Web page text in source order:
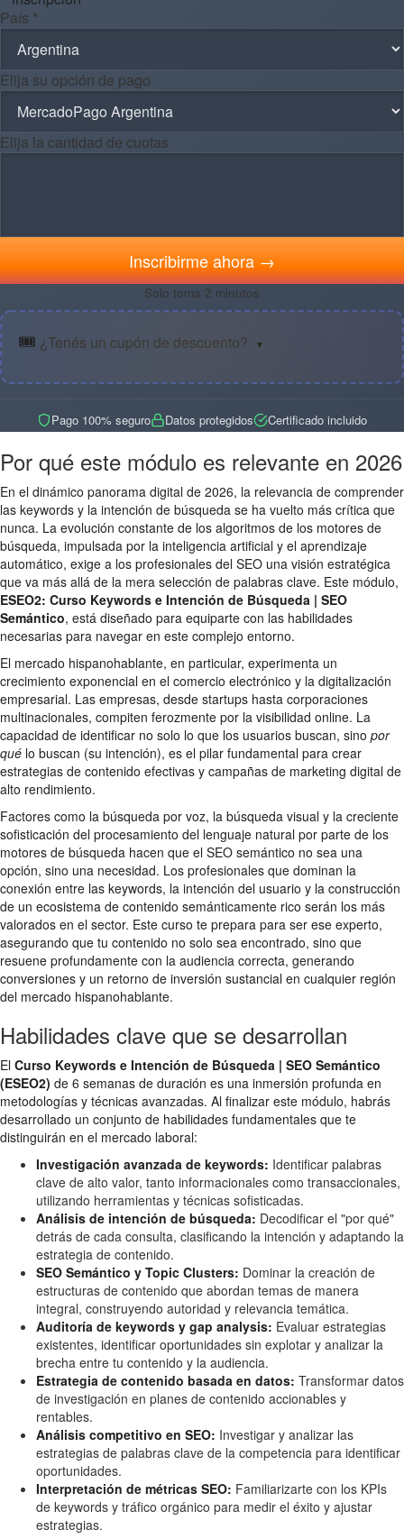
País *
Elija su opción de pago
Elija la cantidad de cuotas
Inscribirme ahora →
Solo toma 2 minutos
🎟️ ¿Tenés un cupón de descuento? ▼
Pago 100% seguro Datos protegidos Certificado incluido
Por qué este módulo es relevante en 2026
En el dinámico panorama digital de 2026, la relevancia de comprender
las keywords y la intención de búsqueda se ha vuelto más crítica que
nunca. La evolución constante de los algoritmos de los motores de
búsqueda, impulsada por la inteligencia artificial y el aprendizaje
automático, exige a los profesionales del SEO una visión estratégica
que va más allá de la mera selección de palabras clave. Este módulo,
ESEO2: Curso Keywords e Intención de Búsqueda | SEO
Semántico, está diseñado para equiparte con las habilidades
necesarias para navegar en este complejo entorno.
El mercado hispanohablante, en particular, experimenta un
crecimiento exponencial en el comercio electrónico y la digitalización
empresarial. Las empresas, desde startups hasta corporaciones
multinacionales, compiten ferozmente por la visibilidad online. La
capacidad de identificar no solo lo que los usuarios buscan, sino por
qué lo buscan (su intención), es el pilar fundamental para crear
estrategias de contenido efectivas y campañas de marketing digital de
alto rendimiento.
Factores como la búsqueda por voz, la búsqueda visual y la creciente
sofisticación del procesamiento del lenguaje natural por parte de los
motores de búsqueda hacen que el SEO semántico no sea una
opción, sino una necesidad. Los profesionales que dominan la
conexión entre las keywords, la intención del usuario y la construcción
de un ecosistema de contenido semánticamente rico serán los más
valorados en el sector. Este curso te prepara para ser ese experto,
asegurando que tu contenido no solo sea encontrado, sino que
resuene profundamente con la audiencia correcta, generando
conversiones y un retorno de inversión sustancial en cualquier región
del mercado hispanohablante.
Habilidades clave que se desarrollan
El Curso Keywords e Intención de Búsqueda | SEO Semántico
(ESEO2) de 6 semanas de duración es una inmersión profunda en
metodologías y técnicas avanzadas. Al finalizar este módulo, habrás
desarrollado un conjunto de habilidades fundamentales que te
distinguirán en el mercado laboral:
Investigación avanzada de keywords: Identificar palabras
clave de alto valor, tanto informacionales como transaccionales,
utilizando herramientas y técnicas sofisticadas.
Análisis de intención de búsqueda: Decodificar el "por qué"
detrás de cada consulta, clasificando la intención y adaptando la
estrategia de contenido.
SEO Semántico y Topic Clusters: Dominar la creación de
estructuras de contenido que abordan temas de manera
integral, construyendo autoridad y relevancia temática.
Auditoría de keywords y gap analysis: Evaluar estrategias
existentes, identificar oportunidades sin explotar y analizar la
brecha entre tu contenido y la audiencia.
Estrategia de contenido basada en datos: Transformar datos
de investigación en planes de contenido accionables y
rentables.
Análisis competitivo en SEO: Investigar y analizar las
estrategias de palabras clave de la competencia para identificar
oportunidades.
Interpretación de métricas SEO: Familiarizarte con los KPIs
de keywords y tráfico orgánico para medir el éxito y ajustar
estrategias.